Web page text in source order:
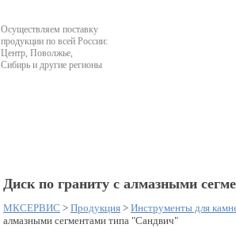
Диск по граниту с алмазными
МКСЕРВИС > Продукция > Инструменты для
алмазными сегментами типа "Сандвич"
Осуществляем поставку
продукции по всей России:
Центр, Поволжье,
Сибирь и другие регионы